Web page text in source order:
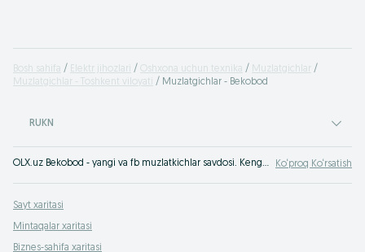
Bosh sahifa Elektr jihozlari Oshxona uchun texnika
Muzlatgichlar
Muzlatgichlar - Toshkent viloyati
Muzlatgichlar - Bekobod
RUKN
OLX.uz Bekobod - yangi va fb muzlatkichlar savdosi. Keng turdagi assortiment va maqbul narxlar OLX.uz Bekobod e‘lonlar taxtasida. OLXda (avvalgi Torg) muzlatkichlarni tez va qulay tarzda xarid qilish mumkin! Ko‘proq Ko‘rsatish
Sayt xaritasi
Mintaqalar xaritasi
Biznes-sahifa xaritasi